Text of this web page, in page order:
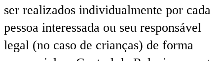
ser realizados individualmente por cada
pessoa interessada ou seu responsável
legal (no caso de crianças) de forma